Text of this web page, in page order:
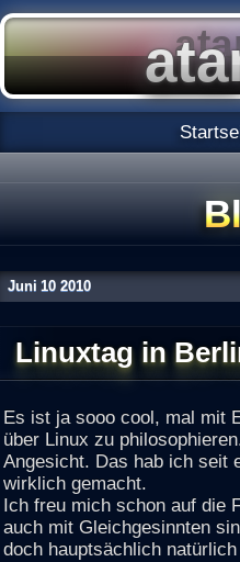
Juni 10 2010
Linuxtag in
Es ist ja sooo cool, mal mit
über Linux zu
Angesicht. Das hab ich seit
wirklich gemacht.
Ich freu mich schon auf die
auch mit Gleichgesinnten
doch hauptsächlich